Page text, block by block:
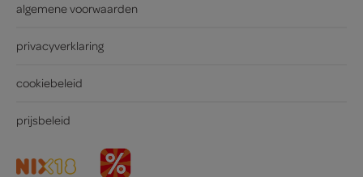
algemene voorwaarden
privacyverklaring
cookiebeleid
prijsbeleid